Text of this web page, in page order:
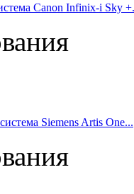
Canon Infinix-i Sky
Siemens Artis One...